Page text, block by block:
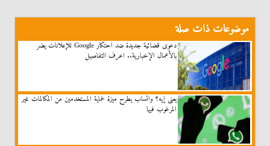
موضوعات ذات صلة
دعوى قضائية جديدة ضد احتكار Google للإعلانات يضر
بالأعمال الإخبارية.. اعرف التفاصيل
يعنى إيه؟ واتساب يطرح ميزة لحماية المستخدمين من المكالمات غير
المرغوب فيها